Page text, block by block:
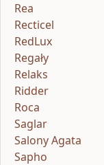
Rea
Recticel
RedLux
Regały
Relaks
Ridder
Roca
Saglar
Salony Agata
Sapho